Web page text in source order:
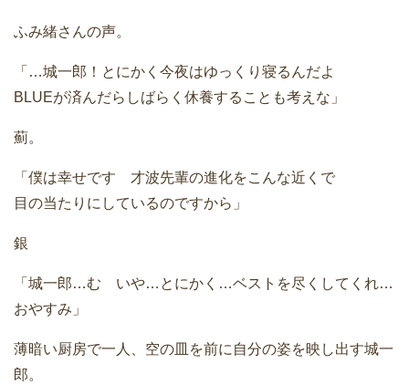
ふみ緒さんの声。
「…城一郎！とにかく今夜はゆっくり寝るんだよ
BLUEが済んだらしばらく休養することも考えな」
薊。
「僕は幸せです 才波先輩の進化をこんな近くで
目の当たりにしているのですから」
銀
「城一郎…む いや…とにかく…ベストを尽くしてくれ…
おやすみ」
薄暗い厨房で一人、空の皿を前に自分の姿を映し出す城一
郎。